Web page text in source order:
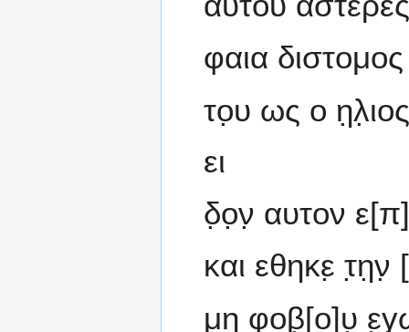
φαια
το̣υ ως ο
ει
δ̣ο̣ν̣ αυτον
και εθηκε̣
μη φοβ̣[ο]υ̣